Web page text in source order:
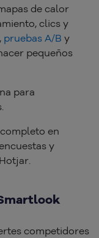
de calor
clics y
pruebas A/B y
pequeños
para
en
y
competidores